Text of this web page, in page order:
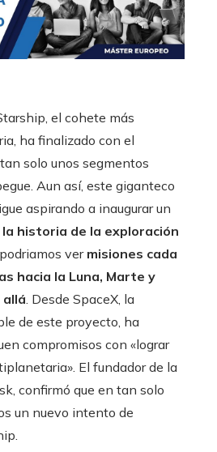
el cohete más
ha finalizado con el
solo unos segmentos
Aun así, este giganteco
aspirando a inaugurar un
historia de la exploración
ver misiones cada
hacia la Luna, Marte y
allá . Desde SpaceX, la
de este proyecto, ha
compromisos con «lograr
El fundador de la
confirmó que en tan solo
un nuevo intento de